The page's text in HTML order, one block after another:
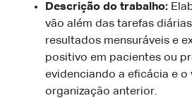
Descrição do trabalho:
vão além das tarefas
resultados mensuráveis e
positivo em pacientes ou
evidenciando a eficácia e o
organização anterior.